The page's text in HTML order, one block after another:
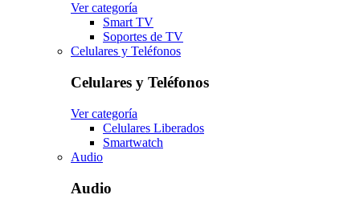
Ver categoría
Smart TV
Soportes de TV
Celulares y Teléfonos
Celulares y Teléfonos
Ver categoría
Celulares Liberados
Smartwatch
Audio
Audio